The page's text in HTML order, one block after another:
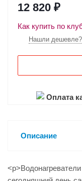
12 820 ₽
Как купить по
Нашли дешевле?
Оплата
Описание